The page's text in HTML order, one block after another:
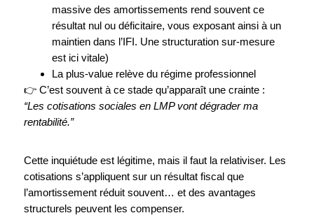
massive des amortissements rend souvent ce
résultat nul ou déficitaire, vous exposant ainsi à un
maintien dans l’IFI. Une structuration sur-mesure
est ici vitale)
La plus-value relève du régime professionnel
👉 C’est souvent à ce stade qu’apparaît une crainte :
“Les cotisations sociales en LMP vont dégrader ma
rentabilité.”
Cette inquiétude est légitime, mais il faut la relativiser. Les
cotisations s’appliquent sur un résultat fiscal que
l’amortissement réduit souvent… et des avantages
structurels peuvent les compenser.